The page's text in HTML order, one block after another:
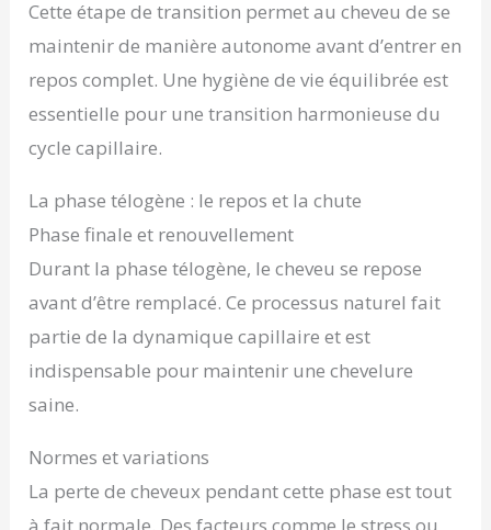
Cette étape de transition permet au cheveu de se
maintenir de manière autonome avant d’entrer en
repos complet. Une hygiène de vie équilibrée est
essentielle pour une transition harmonieuse du
cycle capillaire.
La phase télogène : le repos et la chute
Phase finale et renouvellement
Durant la phase télogène, le cheveu se repose
avant d’être remplacé. Ce processus naturel fait
partie de la dynamique capillaire et est
indispensable pour maintenir une chevelure
saine.
Normes et variations
La perte de cheveux pendant cette phase est tout